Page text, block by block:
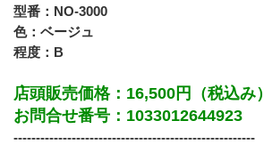
型番：NO-3000
色：ベージュ
程度：B
店頭販売価格：16,500円（税込み）
お問合せ番号：1033012644923
------------------------------------------------------